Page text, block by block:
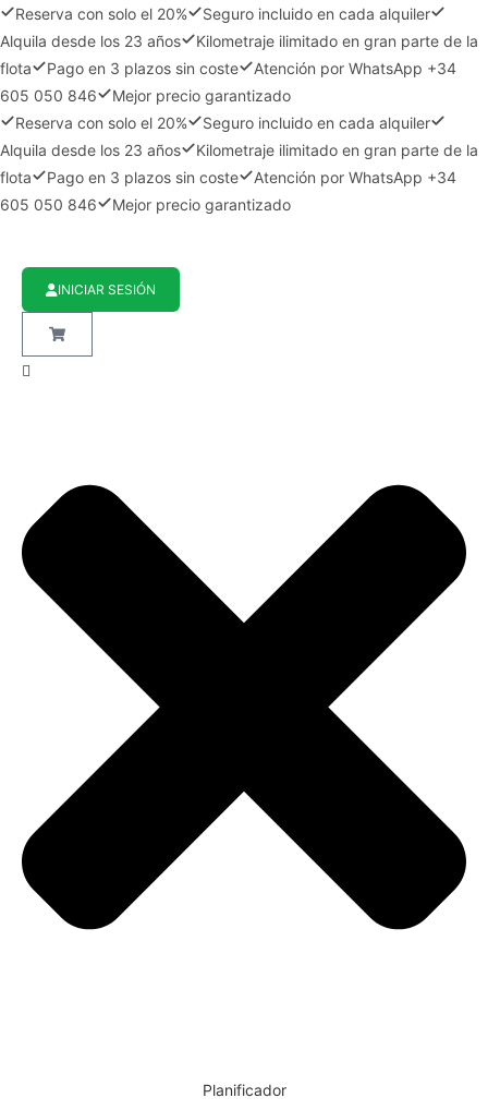
Reserva con solo el 20%
Seguro incluido en cada alquiler
Alquila desde los 23 años
Kilometraje ilimitado en gran parte de la
flota
Pago en 3 plazos sin coste
Atención por WhatsApp +34
605 050 846
Mejor precio garantizado
Reserva con solo el 20%
Seguro incluido en cada alquiler
Alquila desde los 23 años
Kilometraje ilimitado en gran parte de la
flota
Pago en 3 plazos sin coste
Atención por WhatsApp +34
605 050 846
Mejor precio garantizado
INICIAR SESIÓN
Planificador